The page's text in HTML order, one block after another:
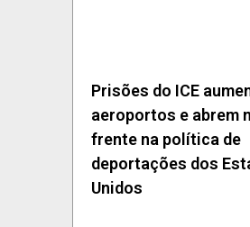
Prisões do ICE
aeroportos e abrem
frente na política de
deportações dos
Unidos